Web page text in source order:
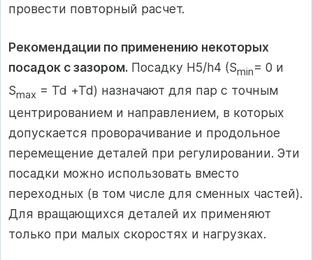
провести повторный расчет.
Рекомендации по применению некоторых
посадок с зазором. Посадку Н5/h4 (Smin= 0 и
Smax = Td +Td) назначают для пар с точным
центрированием и направлением, в которых
допускается проворачивание и продольное
перемещение деталей при регулировании. Эти
посадки можно использовать вместо
переходных (в том числе для сменных частей).
Для вращающихся деталей их применяют
только при малых скоростях и нагрузках.